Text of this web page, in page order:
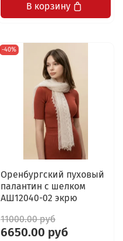
В корзину
-40%
Оренбургский пуховый
палантин с шелком
АШ12040-02 экрю
11000.00 руб
6650.00 руб